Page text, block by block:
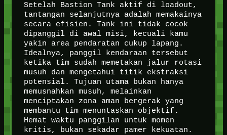
Setelah Bastion Tank aktif di loadout,
tantangan selanjutnya adalah memakainya
secara efisien. Tank ini tidak cocok
dipanggil di awal misi, kecuali kamu
yakin area pendaratan cukup lapang.
Idealnya, panggil kendaraan tersebut
ketika tim sudah memetakan jalur rotasi
musuh dan mengetahui titik ekstraksi
potensial. Tujuan utama bukan hanya
memusnahkan musuh, melainkan
menciptakan zona aman bergerak yang
membantu tim menuntaskan objektif.
Hemat waktu panggilan untuk momen
kritis, bukan sekadar pamer kekuatan.